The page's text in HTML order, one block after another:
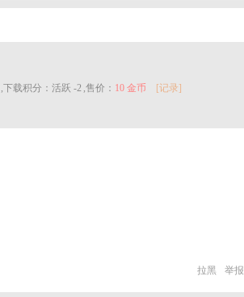
,下载积分：活跃 -2 ,售价： 10 金币
[记录]
拉黑 举报